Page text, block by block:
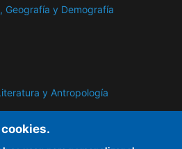
Geografía y Demografía
y Antropología